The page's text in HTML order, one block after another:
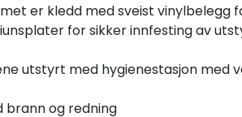
er kledd med sveist vinylbelegg
for sikker innfesting av
utstyrt med hygienestasjon med
brann og redning